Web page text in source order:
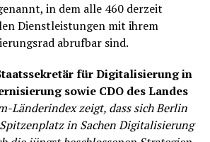
in dem alle 460 derzeit
Dienstleistungen mit ihrem
abrufbar sind.
für Digitalisierung in
sowie CDO des Landes
Länderindex zeigt, dass sich Berlin
in Sachen Digitalisierung